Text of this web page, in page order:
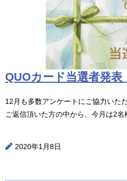
QUOカード当選者発表
12月も多数アンケートにご協力いた
ご返信頂いた方の中から、今月は2名
2020年1月8日